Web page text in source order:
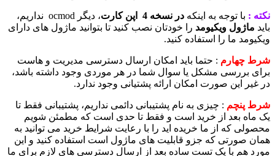
نکته : با توجه به اینکه در نسخه 4 اپن کارت
، دیگر ocmod نداریم،
باید ماژول ویکیومد را خودتان نصب کنید تا بتوانید ماژول های دارای
ویکیومد ما را استفاده کنید.
شرط چهارم : حتما باید امکان ارسال دسترسی مدیریت و هاست
برای بررسی مشکل یا سوال شما در هر موردی وجود داشته باشد،
در غیر این صورت امکان ارائه پشتیانی وجود ندارد.
شرط پنچم : چیزی به نام پشتیبانی دائمی نداریم، پشتیبانی فقط تا
یک ماه بعد از خرید است و فقط تا حدی است که مطمئن شویم
محصولی که از ما خریده اید را با رعایت شرایط خرید می توانید به
همان صورتی که جزو قابلیت های ماژول است استفاده کنید و این
مورد هم با یک تست ساده بعد از ارسال دسترسی های لازم برای ما